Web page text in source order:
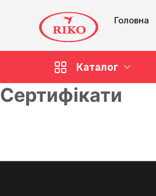
Головна
Каталог
Сертифікати